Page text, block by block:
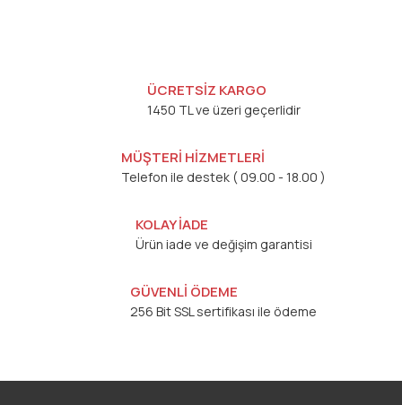
ÜCRETSİZ KARGO
1450 TL ve üzeri geçerlidir
MÜŞTERİ HİZMETLERİ
Telefon ile destek ( 09.00 - 18.00 )
KOLAY İADE
Ürün iade ve değişim garantisi
GÜVENLİ ÖDEME
256 Bit SSL sertifikası ile ödeme